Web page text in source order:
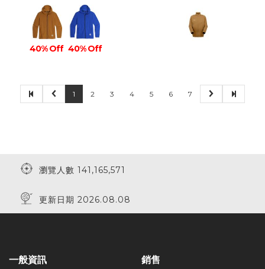
40% Off 40% Off
1 2 3 4 5 6 7
瀏覽人數 141,165,571
更新日期 2026.08.08
一般資訊 銷售